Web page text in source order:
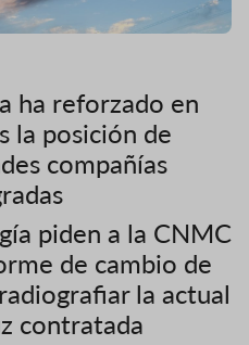
ha reforzado en
la posición de
compañías
piden a la CNMC
de cambio de
la actual
contratada